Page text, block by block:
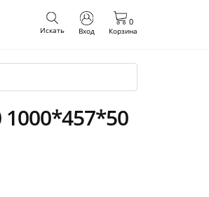
0
Корзина
Вход
Искать